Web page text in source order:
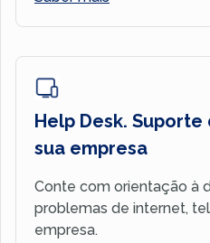
Help Desk.
sua empresa
Conte com orientação à
problemas de internet,
empresa.